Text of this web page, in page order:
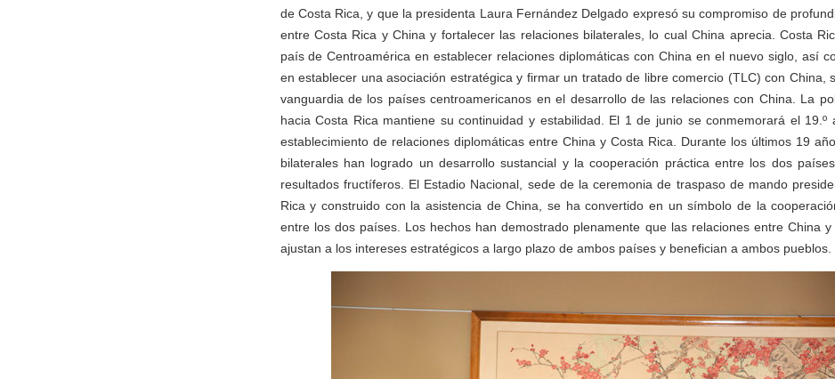
de Costa Rica, y que la presidenta Laura Fernández Delgado expresó su compromiso de
entre Costa Rica y China y fortalecer las relaciones bilaterales, lo cual China aprecia. Costa
país de Centroamérica en establecer relaciones diplomáticas con China en el nuevo siglo, así
en establecer una asociación estratégica y firmar un tratado de libre comercio (TLC) con China,
vanguardia de los países centroamericanos en el desarrollo de las relaciones con China. La
hacia Costa Rica mantiene su continuidad y estabilidad. El 1 de junio se conmemorará el 19.º
establecimiento de relaciones diplomáticas entre China y Costa Rica. Durante los últimos 19
bilaterales han logrado un desarrollo sustancial y la cooperación práctica entre los dos
resultados fructíferos. El Estadio Nacional, sede de la ceremonia de traspaso de mando
Rica y construido con la asistencia de China, se ha convertido en un símbolo de la
entre los dos países. Los hechos han demostrado plenamente que las relaciones entre China
ajustan a los intereses estratégicos a largo plazo de ambos países y benefician a ambos pueblos.